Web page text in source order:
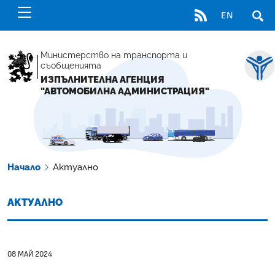
RSS EN
Министерство на транспорта и
съобщенията
ИЗПЪЛНИТЕЛНА АГЕНЦИЯ
"АВТОМОБИЛНА АДМИНИСТРАЦИЯ"
Начало Актуално
АКТУАЛНО
08 МАЙ 2024